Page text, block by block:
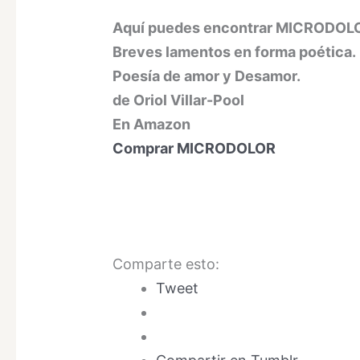
Aquí puedes encontrar
Breves lamentos en forma poética.
Poesía de amor y Desamor.
de Oriol Villar-Pool
En Amazon
Comprar MICRODOLOR
Comparte esto:
Tweet